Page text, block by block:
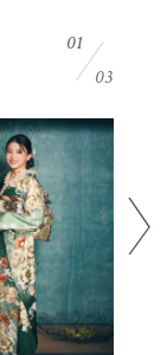
01
03